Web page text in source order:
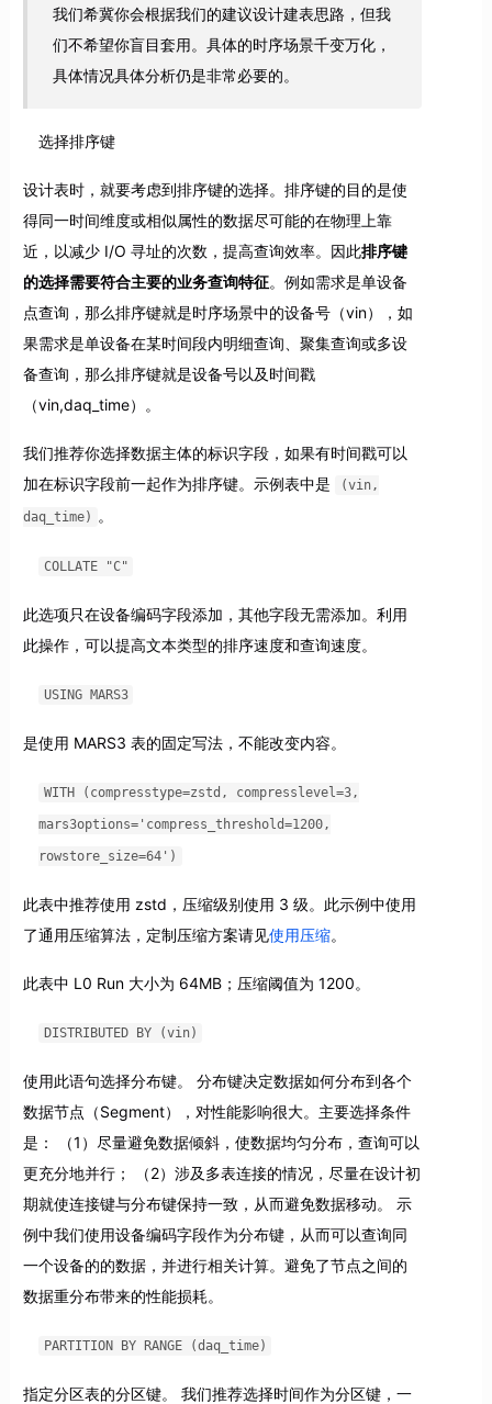
我们希冀你会根据我们的建议设计建表思路，但我
们不希望你盲目套用。具体的时序场景千变万化，
具体情况具体分析仍是非常必要的。
选择排序键
设计表时，就要考虑到排序键的选择。排序键的目的是使
得同一时间维度或相似属性的数据尽可能的在物理上靠
近，以减少 I/O 寻址的次数，提高查询效率。因此排序键
的选择需要符合主要的业务查询特征。例如需求是单设备
点查询，那么排序键就是时序场景中的设备号（vin），如
果需求是单设备在某时间段内明细查询、聚集查询或多设
备查询，那么排序键就是设备号以及时间戳
（vin,daq_time）。
我们推荐你选择数据主体的标识字段，如果有时间戳可以
加在标识字段前一起作为排序键。示例表中是
(vin,
daq_time) 。
COLLATE "C"
此选项只在设备编码字段添加，其他字段无需添加。利用
此操作，可以提高文本类型的排序速度和查询速度。
USING MARS3
是使用 MARS3 表的固定写法，不能改变内容。
WITH (compresstype=zstd, compresslevel=3,
mars3options='compress_threshold=1200,
rowstore_size=64')
此表中推荐使用 zstd，压缩级别使用 3 级。此示例中使用
了通用压缩算法，定制压缩方案请见使用压缩。
此表中 L0 Run 大小为 64MB；压缩阈值为 1200。
DISTRIBUTED BY (vin)
使用此语句选择分布键。 分布键决定数据如何分布到各个
数据节点（Segment），对性能影响很大。主要选择条件
是： （1）尽量避免数据倾斜，使数据均匀分布，查询可以
更充分地并行； （2）涉及多表连接的情况，尽量在设计初
期就使连接键与分布键保持一致，从而避免数据移动。 示
例中我们使用设备编码字段作为分布键，从而可以查询同
一个设备的的数据，并进行相关计算。避免了节点之间的
数据重分布带来的性能损耗。
PARTITION BY RANGE (daq_time)
指定分区表的分区键。 我们推荐选择时间作为分区键，一